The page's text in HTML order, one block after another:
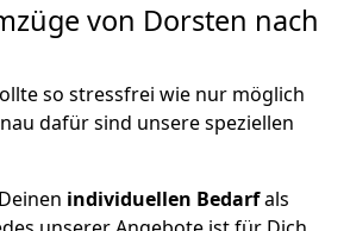
von Dorsten nach
so stressfrei wie nur möglich
dafür sind unsere speziellen
individuellen Bedarfals